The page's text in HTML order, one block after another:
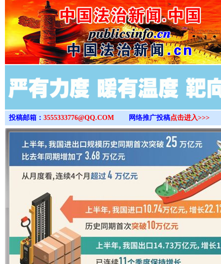
>
投稿邮箱： 3555333776@QQ.COM 网络推广投稿点击进入>>>